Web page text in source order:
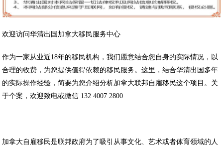
欢迎访问华清出国加拿大移民服务中心
作为一家从业近18年的移民机构，我们愿意结合您自身的实际情况，以
合理的收费，为您提供值得依赖的移民服务。这里，结合华清出国多年
的实际操作经验，简要为您介绍分析加拿大联邦自雇移民这个项目。关
于个案，欢迎致电或微信 132 4007 2800
加拿大自雇移民是联邦政府为了吸引从事文化、艺术或者体育领域的人